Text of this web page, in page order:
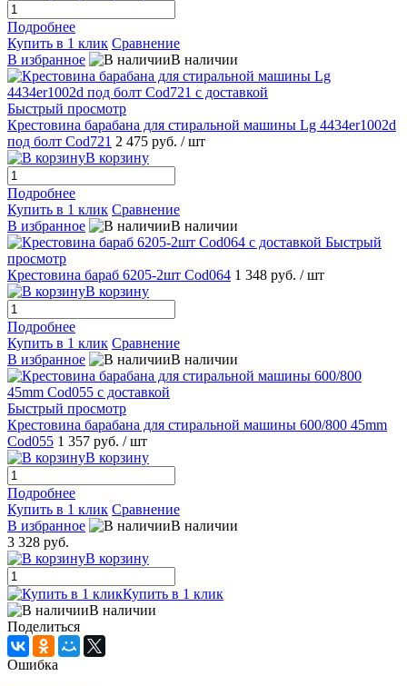
Подробнее
Купить в 1 клик Сравнение
В избранное
В наличии
Быстрый просмотр
Крестовина барабана для стиральной машины Lg 4434er1002d
под болт Cod721 2 475 руб. / шт
В корзину
Подробнее
Купить в 1 клик Сравнение
В избранное
В наличии
Быстрый
просмотр
Крестовина бараб 6205-2шт Cod064 1 348 руб. / шт
В корзину
Подробнее
Купить в 1 клик Сравнение
В избранное
В наличии
Быстрый просмотр
Крестовина барабана для стиральной машины 600/800 45mm
Cod055 1 357 руб. / шт
В корзину
Подробнее
Купить в 1 клик Сравнение
В избранное
В наличии
3 328 руб.
В корзину
Купить в 1 клик
В наличии
Поделиться
Ошибка